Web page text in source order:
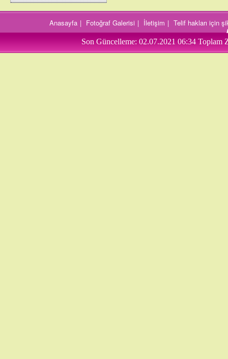
Anasayfa | Fotoğraf Galerisi | İletişim | Telif hakları için
Son Güncelleme: 02.07.2021 06:34 Toplam